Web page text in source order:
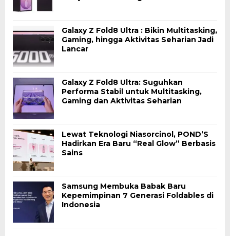
Galaxy Z Fold8 Ultra : Bikin Multitasking,
Gaming, hingga Aktivitas Seharian Jadi
Lancar
Galaxy Z Fold8 Ultra: Suguhkan
Performa Stabil untuk Multitasking,
Gaming dan Aktivitas Seharian
Lewat Teknologi Niasorcinol, POND’S
Hadirkan Era Baru “Real Glow” Berbasis
Sains
Samsung Membuka Babak Baru
Kepemimpinan 7 Generasi Foldables di
Indonesia